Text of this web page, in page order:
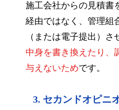
施工会社からの見積書
経由ではなく、管理組
（または電子提出）さ
中身を書き換えたり、
与えないためです。
3. セカンドオピニ